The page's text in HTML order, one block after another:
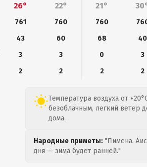
26°
22° 21°
761 760 760
43
60 68 40
3
3 0 3
2
2 2 2
Температура воздуха от
безоблачным, легкий ветер
дома.
Народные приметы: "Пимена.
дня — зима будет ранней."